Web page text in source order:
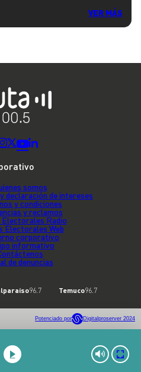
VER MÁS
somos
declaración de intereses
y condiciones
y reclamos
Radio
Electorales Web
corporativo
informativo
de denuncias
96.7 Temuco96.7
Potenciado por Digitalproserver 2024